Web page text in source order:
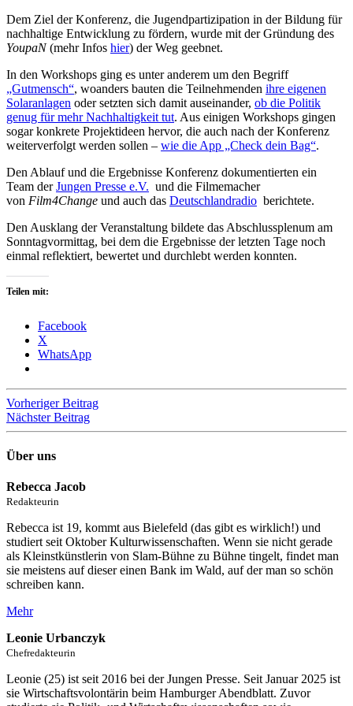
Dem Ziel der Konferenz, die Jugendpartizipation in der Bildung für
nachhaltige Entwicklung zu fördern, wurde mit der Gründung des
YoupaN(mehr Infos hier) der Weg geebnet.
In den Workshops ging es unter anderem um den Begriff
„Gutmensch“, woanders bauten die Teilnehmenden ihre eigenen
Solaranlagen oder setzten sich damit auseinander, ob die Politik
genug für mehr Nachhaltigkeit tut. Aus einigen Workshops gingen
sogar konkrete Projektideen hervor, die auch nach der Konferenz
weiterverfolgt werden sollen – wie die App „Check dein Bag“.
Den Ablauf und die Ergebnisse Konferenz dokumentierten ein
Team derJungen Presse e.V. und die Filmemacher
von Film4Change und auch das Deutschlandradio berichtete.
Den Ausklang der Veranstaltung bildete das Abschlussplenum am
Sonntagvormittag, bei dem die Ergebnisse der letzten Tage noch
einmal reflektiert, bewertet und durchlebt werden konnten.
Teilen mit:
Facebook
X
WhatsApp
Beitragsnavigation
Vorheriger Beitrag
Nächster Beitrag
Über uns
Rebecca Jacob
Redakteurin
Rebecca ist 19, kommt aus Bielefeld (das gibt es wirklich!) und
studiert seit Oktober Kulturwissenschaften. Wenn sie nicht gerade
als Kleinstkünstlerin von Slam-Bühne zu Bühne tingelt, findet man
sie meistens auf dieser einen Bank im Wald, auf der man so schön
schreiben kann.
Mehr
Leonie Urbanczyk
Chefredakteurin
Leonie (25) ist seit 2016 bei der Jungen Presse. Seit Januar 2025 ist
sie Wirtschaftsvolontärin beim Hamburger Abendblatt. Zuvor